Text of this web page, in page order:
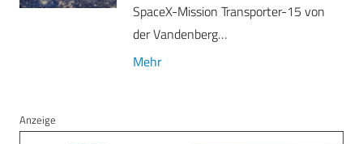
SpaceX-Mission Transporter-15 von
der Vandenberg…
Mehr
Anzeige